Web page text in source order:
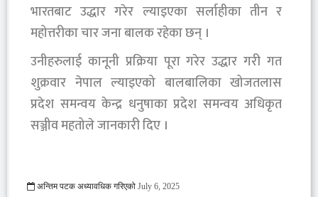
भारतबाट उद्धार गरेर ल्याइएका सर्लाहीका तीन र
महोत्तरीका चार जना बालक रहेका छन् ।
उनीहरुलाई कानूनी प्रक्रिया पूरा गरेर उद्धार गरी गत
शुक्रवार नेपाल ल्याइएको बालबालिका खोजतलास
प्रदेश समन्वय केन्द्र धनुषाका प्रदेश समन्वय अधिकृत
सञ्जीव महतोले जानकारी दिए ।
अन्तिम पटक अध्यावधिक गरिएको July 6, 2025